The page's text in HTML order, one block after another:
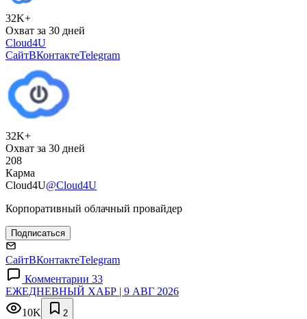
32K+
Охват за 30 дней
Cloud4U
СайтВКонтактеTelegram
32K+
Охват за 30 дней
208
Карма
Cloud4U@Cloud4U
Корпоративный облачный провайдер
Подписаться
СайтВКонтактеTelegram
Комментарии 33
ЕЖЕДНЕВНЫЙ ХАБР | 9 АВГ 2026
10K
2